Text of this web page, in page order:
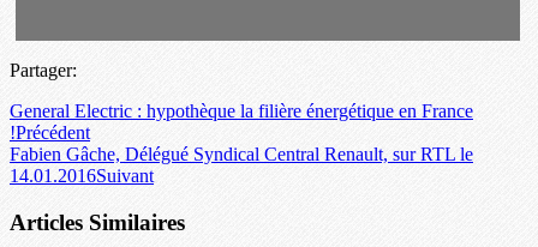
Partager:
General Electric : hypothèque la filière énergétique en France
!Précédent
Fabien Gâche, Délégué Syndical Central Renault, sur RTL le
14.01.2016Suivant
Articles Similaires